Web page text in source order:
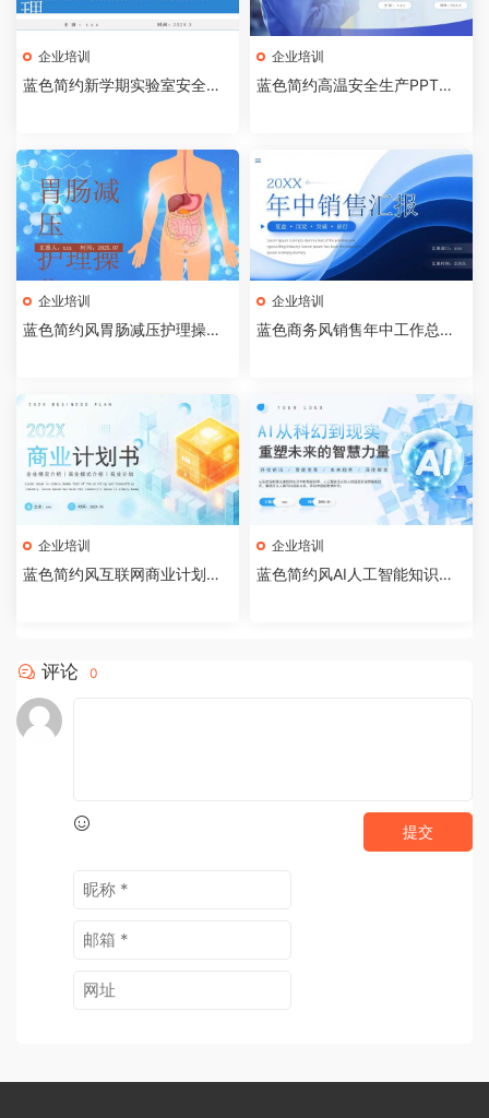
企业培训
蓝色简约新学期实验室安全管
企业培训
蓝色简约高温安全生产PPT模
企业培训
蓝色简约风胃肠减压护理操作P
企业培训
蓝色商务风销售年中工作总结P
企业培训
蓝色简约风互联网商业计划书P
企业培训
蓝色简约风AI人工智能知识科
评论 0
提交